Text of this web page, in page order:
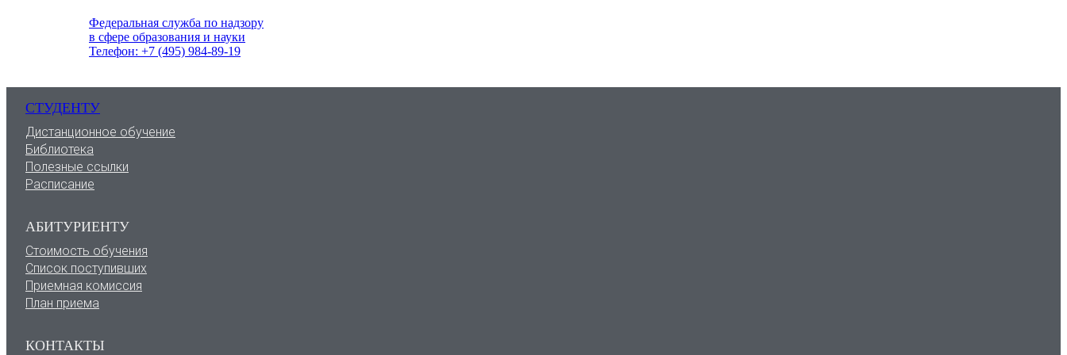
Федеральная служба по надзору
в сфере образования и науки
Телефон: +7 (495) 984-89-19
СТУДЕНТУ
Дистанционное обучение
Библиотека
Полезные ссылки
Расписание
АБИТУРИЕНТУ
Стоимость обучения
Список поступивших
Приемная комиссия
План приема
КОНТАКТЫ